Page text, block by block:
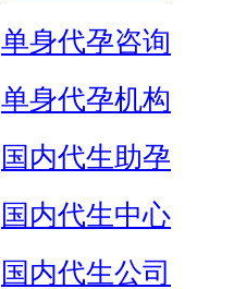
单身代孕咨询
单身代孕机构
国内代生助孕
国内代生中心
国内代生公司